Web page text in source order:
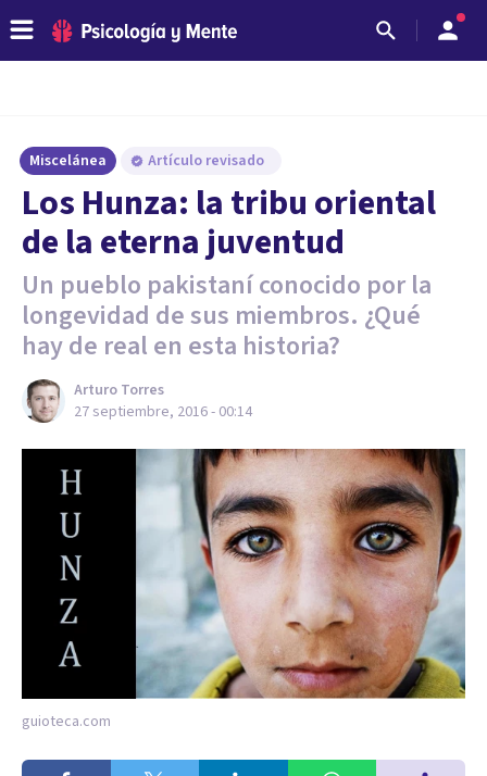
Miscelánea Artículo revisado
Los Hunza: la tribu oriental
de la eterna juventud
Un pueblo pakistaní conocido por la
longevidad de sus miembros. ¿Qué
hay de real en esta historia?
Arturo Torres
27 septiembre, 2016 - 00:14
guioteca.com